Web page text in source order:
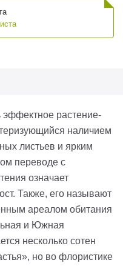
эффектное растение-
наличием
листьев и ярким
переводе с
означает
Также, его называют
ареалом обитания
и Южная
несколько сотен
но во флористике